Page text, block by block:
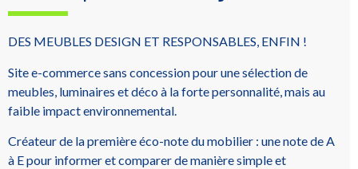
DES MEUBLES DESIGN ET RESPONSABLES, ENFIN !
Site e-commerce sans concession pour une sélection de
meubles, luminaires et déco à la forte personnalité, mais au
faible impact environnemental.
Créateur de la première éco-note du mobilier : une note de A
à E pour informer et comparer de manière simple et